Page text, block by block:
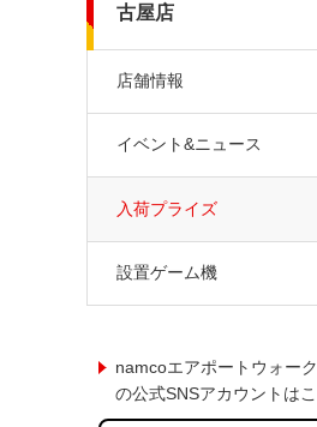
古屋店
店舗情報
イベント&ニュース
入荷プライズ
設置ゲーム機
namcoエアポートウォー
の公式SNSアカウントはこ